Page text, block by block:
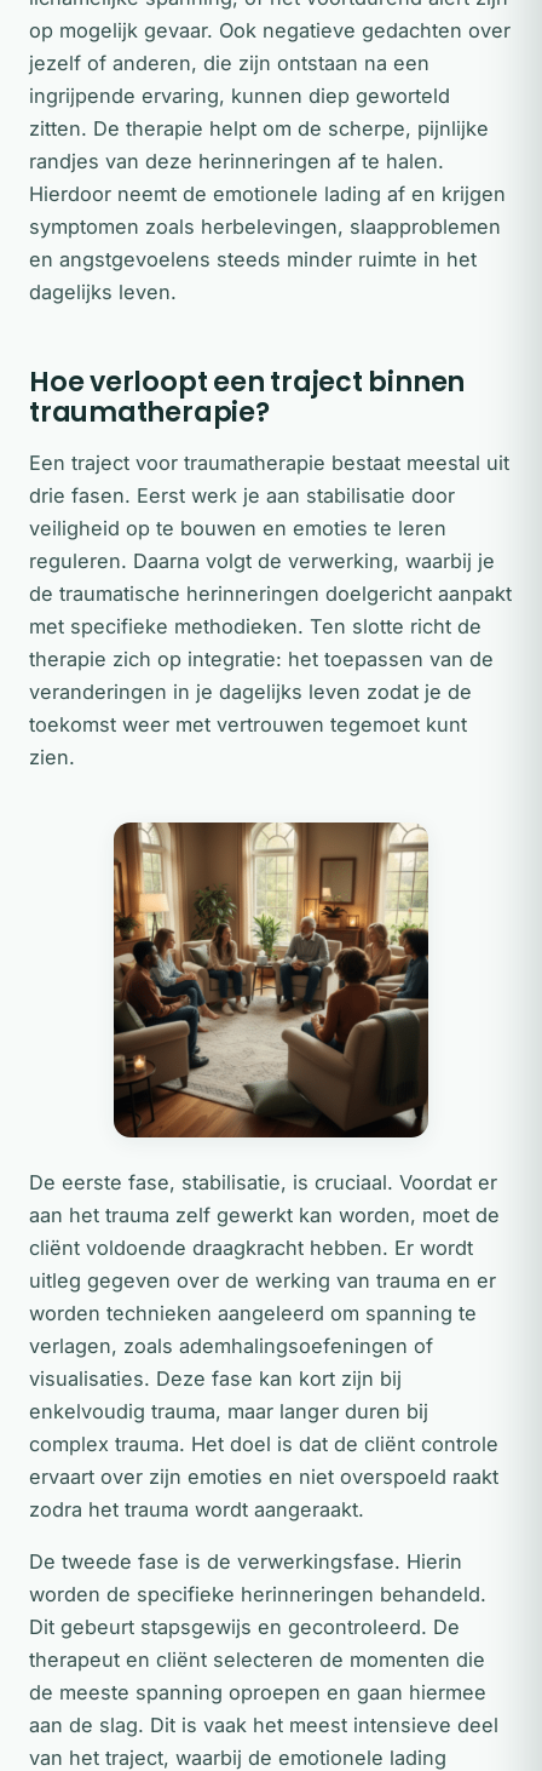
op mogelijk gevaar. Ook negatieve gedachten over
jezelf of anderen, die zijn ontstaan na een
ingrijpende ervaring, kunnen diep geworteld
zitten. De therapie helpt om de scherpe, pijnlijke
randjes van deze herinneringen af te halen.
Hierdoor neemt de emotionele lading af en krijgen
symptomen zoals herbelevingen, slaapproblemen
en angstgevoelens steeds minder ruimte in het
dagelijks leven.
Hoe verloopt een traject binnen
traumatherapie?
Een traject voor traumatherapie bestaat meestal uit
drie fasen. Eerst werk je aan stabilisatie door
veiligheid op te bouwen en emoties te leren
reguleren. Daarna volgt de verwerking, waarbij je
de traumatische herinneringen doelgericht aanpakt
met specifieke methodieken. Ten slotte richt de
therapie zich op integratie: het toepassen van de
veranderingen in je dagelijks leven zodat je de
toekomst weer met vertrouwen tegemoet kunt
zien.
De eerste fase, stabilisatie, is cruciaal. Voordat er
aan het trauma zelf gewerkt kan worden, moet de
cliënt voldoende draagkracht hebben. Er wordt
uitleg gegeven over de werking van trauma en er
worden technieken aangeleerd om spanning te
verlagen, zoals ademhalingsoefeningen of
visualisaties. Deze fase kan kort zijn bij
enkelvoudig trauma, maar langer duren bij
complex trauma. Het doel is dat de cliënt controle
ervaart over zijn emoties en niet overspoeld raakt
zodra het trauma wordt aangeraakt.
De tweede fase is de verwerkingsfase. Hierin
worden de specifieke herinneringen behandeld.
Dit gebeurt stapsgewijs en gecontroleerd. De
therapeut en cliënt selecteren de momenten die
de meeste spanning oproepen en gaan hiermee
aan de slag. Dit is vaak het meest intensieve deel
van het traject, waarbij de emotionele lading